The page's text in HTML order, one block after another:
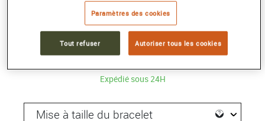
Collection :
TAG Heuer MONACO
13 000 €
Expédié sous 24H
Paramètres des cookies
Tout refuser Autoriser tous les cookies